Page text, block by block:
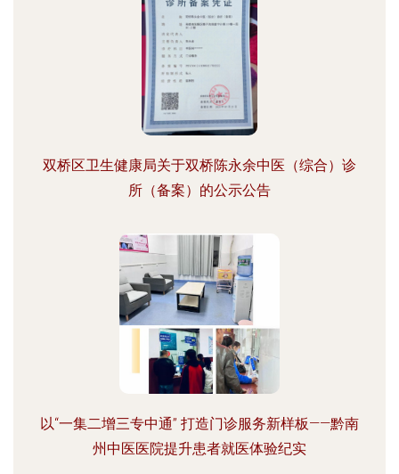
双桥区卫生健康局关于双桥陈永余中医（综合）诊
所（备案）的公示公告
以“一集二增三专中通” 打造门诊服务新样板——黔南
州中医医院提升患者就医体验纪实